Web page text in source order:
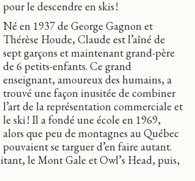
pour le descendre en skis !
Né en 1937 de George Gagnon et
Thérèse Houde, Claude est l’aîné de
sept garçons et maintenant grand-père
de 6 petits-enfants. Ce grand
enseignant, amoureux des humains, a
trouvé une façon inusitée de combiner
l’art de la représentation commerciale et
le ski ! Il a fondé une école en 1969,
alors que peu de montagnes au Québec
pouvaient se targuer d’en faire autant.
le Mont Gale et Owl’s Head, puis,